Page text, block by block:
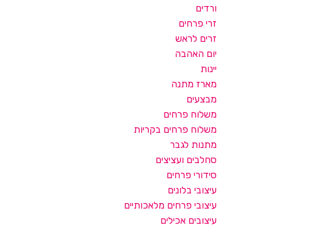
ורדים
זרי פרחים
זרים לראש
יום האהבה
יינות
מארז מתנה
מבצעים
משלוח פרחים
משלוח פרחים בקריות
מתנות לגבר
סחלבים ועציצים
סידורי פרחים
עיצובי בלונים
עיצובי פרחים מלאכותיים
עיצובים אכילים